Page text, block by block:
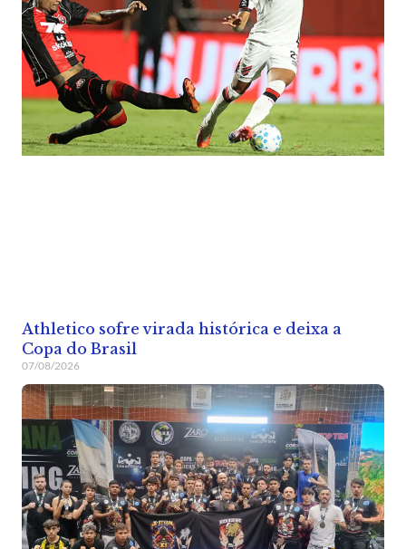
Athletico sofre virada histórica e deixa a
Copa do Brasil
07/08/2026